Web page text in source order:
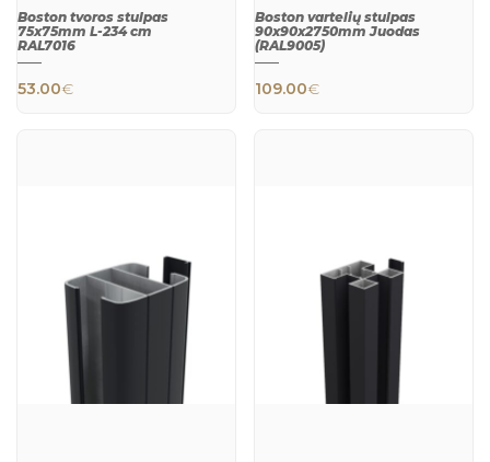
Boston tvoros stulpas
75x75mm L-234 cm
RAL7016
53.00€
Boston vartelių stulpas
90x90x2750mm Juodas
(RAL9005)
109.00€